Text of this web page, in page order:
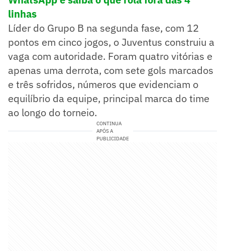
linhas
Líder do Grupo B na segunda fase, com 12
pontos em cinco jogos, o Juventus construiu a
vaga com autoridade. Foram quatro vitórias e
apenas uma derrota, com sete gols marcados
e três sofridos, números que evidenciam o
equilíbrio da equipe, principal marca do time
ao longo do torneio.
CONTINUA
APÓS A
PUBLICIDADE